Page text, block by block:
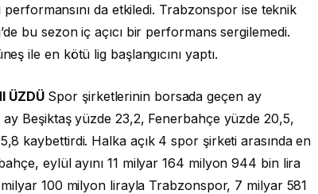
da etkiledi. Trabzonspor ise teknik
bu sezon iç açıcı bir performans sergilemedi.
ile en kötü lig başlangıcını yaptı.
ÜZDÜSpor şirketlerinin borsada geçen ay
Beşiktaş yüzde 23,2, Fenerbahçe yüzde 20,5,
kaybettirdi. Halka açık 4 spor şirketi arasında en
eylül ayını 11 milyar 164 milyon 944 bin lira
100 milyon lirayla Trabzonspor, 7 milyar 581